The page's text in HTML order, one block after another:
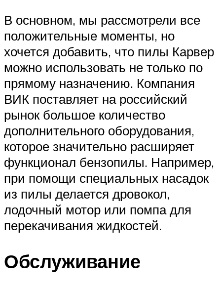
В основном, мы рассмотрели все
положительные моменты, но
хочется добавить, что пилы Карвер
можно использовать не только по
прямому назначению. Компания
ВИК поставляет на российский
рынок большое количество
дополнительного оборудования,
которое значительно расширяет
функционал бензопилы. Например,
при помощи специальных насадок
из пилы делается дровокол,
лодочный мотор или помпа для
перекачивания жидкостей.
Обслуживание